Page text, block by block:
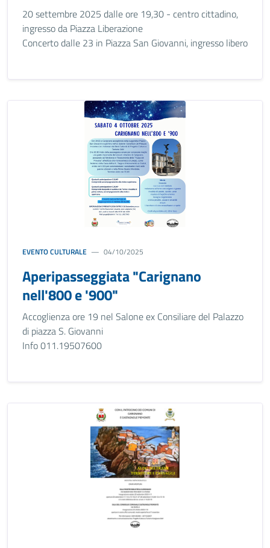
20 settembre 2025 dalle ore 19,30 - centro cittadino,
ingresso da Piazza Liberazione
Concerto dalle 23 in Piazza San Giovanni, ingresso libero
EVENTO CULTURALE 04/10/2025
Aperipasseggiata "Carignano
nell'800 e '900"
Accoglienza ore 19 nel Salone ex Consiliare del Palazzo
di piazza S. Giovanni
Info 011.19507600